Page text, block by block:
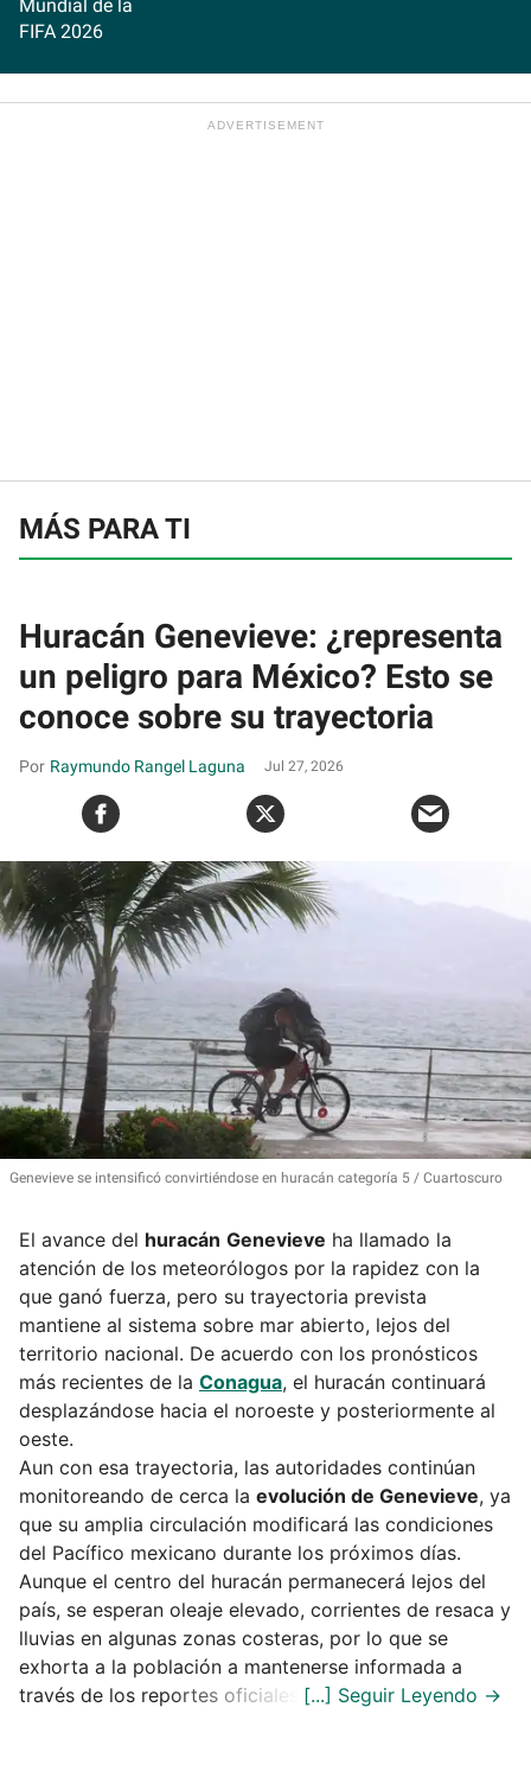
MÁS PARA TI
Huracán Genevieve: ¿representa
un peligro para México? Esto se
conoce sobre su trayectoria
Raymundo Rangel Laguna Jul 27, 2026
Genevieve se intensificó convirtiéndose en huracán categoría 5 Cuartoscuro
El avance del huracán Genevieve ha llamado la
atención de los meteorólogos por la rapidez con la
que ganó fuerza, pero su trayectoria prevista
mantiene al sistema sobre mar abierto, lejos del
territorio nacional. De acuerdo con los pronósticos
más recientes de la Conagua, el huracán continuará
desplazándose hacia el noroeste y posteriormente al
oeste.
Aun con esa trayectoria, las autoridades continúan
monitoreando de cerca la evolución de Genevieve, ya
que su amplia circulación modificará las condiciones
del Pacífico mexicano durante los próximos días.
Aunque el centro del huracán permanecerá lejos del
país, se esperan oleaje elevado, corrientes de resaca y
lluvias en algunas zonas costeras, por lo que se
exhorta a la población a mantenerse informada a
través de los reportes oficiales.